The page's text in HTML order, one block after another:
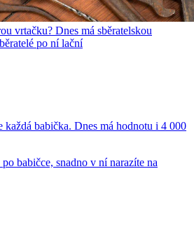
vrtačku? Dnes má sběratelskou
po ní lační
každá babička. Dnes má hodnotu i 4 000
babičce, snadno v ní narazíte na